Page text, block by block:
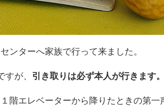
ンターへ家族で行って来ました。
が、 引き取りは必ず本人が行きます。
階エレベーターから降りたときの第一